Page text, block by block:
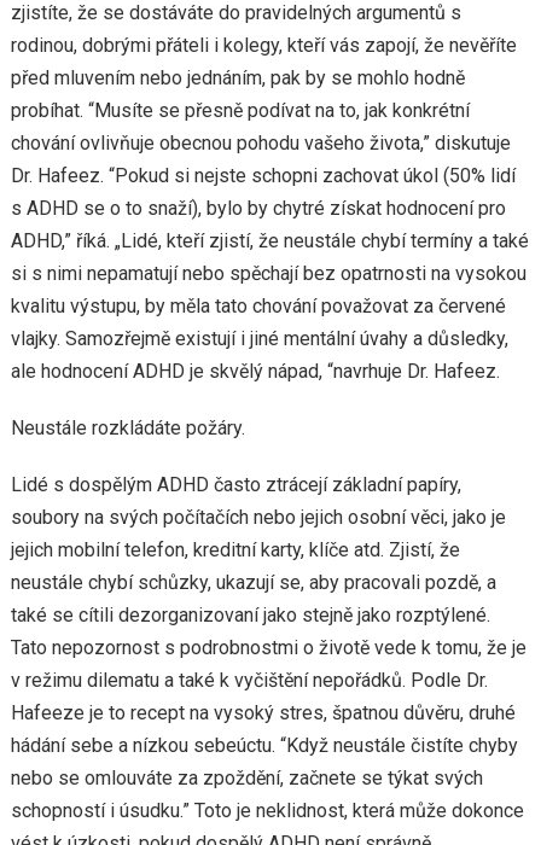
zjistíte, že se dostáváte do pravidelných argumentů s
rodinou, dobrými přáteli i kolegy, kteří vás zapojí, že nevěříte
před mluvením nebo jednáním, pak by se mohlo hodně
probíhat. “Musíte se přesně podívat na to, jak konkrétní
chování ovlivňuje obecnou pohodu vašeho života,” diskutuje
Dr. Hafeez. “Pokud si nejste schopni zachovat úkol (50% lidí
s ADHD se o to snaží), bylo by chytré získat hodnocení pro
ADHD,” říká. „Lidé, kteří zjistí, že neustále chybí termíny a také
si s nimi nepamatují nebo spěchají bez opatrnosti na vysokou
kvalitu výstupu, by měla tato chování považovat za červené
vlajky. Samozřejmě existují i ​​jiné mentální úvahy a důsledky,
ale hodnocení ADHD je skvělý nápad, “navrhuje Dr. Hafeez.
Neustále rozkládáte požáry.
Lidé s dospělým ADHD často ztrácejí základní papíry,
soubory na svých počítačích nebo jejich osobní věci, jako je
jejich mobilní telefon, kreditní karty, klíče atd. Zjistí, že
neustále chybí schůzky, ukazují se, aby pracovali pozdě, a
také se cítili dezorganizovaní jako stejně jako rozptýlené.
Tato nepozornost s podrobnostmi o životě vede k tomu, že je
v režimu dilematu a také k vyčištění nepořádků. Podle Dr.
Hafeeze je to recept na vysoký stres, špatnou důvěru, druhé
hádání sebe a nízkou sebeúctu. “Když neustále čistíte chyby
nebo se omlouváte za zpoždění, začnete se týkat svých
schopností i úsudku.” Toto je neklidnost, která může dokonce